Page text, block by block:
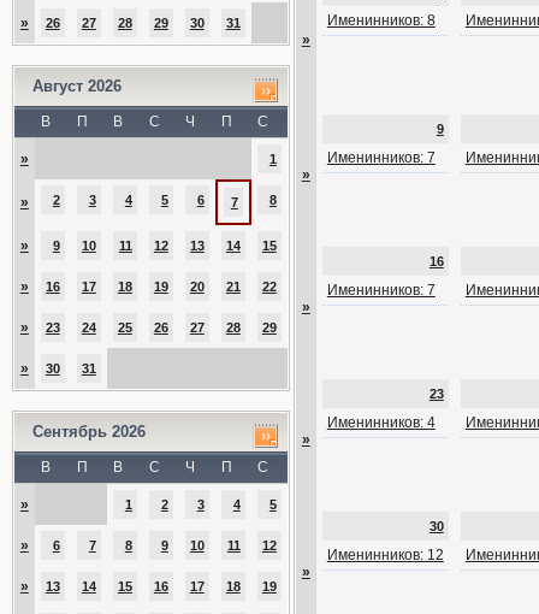
» 26 27 28 29 30 31
Август 2026
В П В С Ч П С
» 1
» 2 3 4 5 6 7 8
» 9 10 11 12 13 14 15
» 16 17 18 19 20 21 22
» 23 24 25 26 27 28 29
» 30 31
Сентябрь 2026
В П В С Ч П С
» 1 2 3 4 5
» 6 7 8 9 10 11 12
» 13 14 15 16 17 18 19
»
Именинников: 8
»
9
Именинников: 7
»
16
Именинников: 7
»
23
Именинников: 4
»
30
Именинников: 12